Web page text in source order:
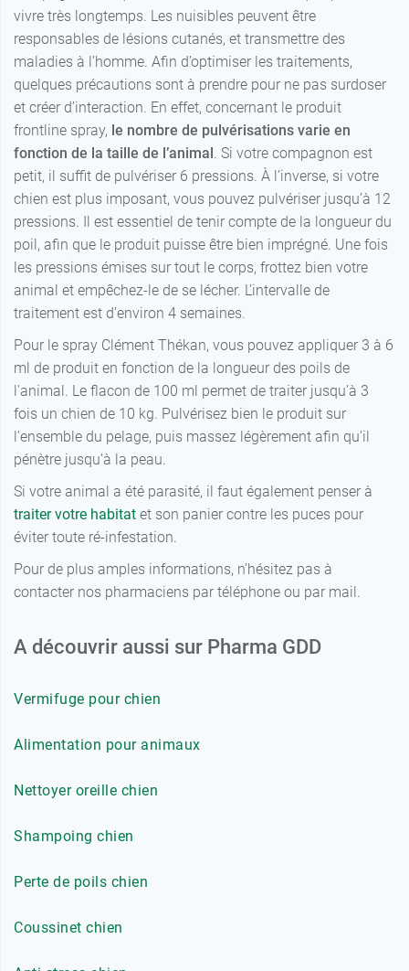
vivre très longtemps. Les nuisibles peuvent être
responsables de lésions cutanés, et transmettre des
maladies à l’homme. Afin d’optimiser les traitements,
quelques précautions sont à prendre pour ne pas surdoser
et créer d’interaction. En effet, concernant le produit
frontline spray, le nombre de pulvérisations varie en
fonction de la taille de l’animal . Si votre compagnon est
petit, il suffit de pulvériser 6 pressions. À l’inverse, si votre
chien est plus imposant, vous pouvez pulvériser jusqu’à 12
pressions. Il est essentiel de tenir compte de la longueur du
poil, afin que le produit puisse être bien imprégné. Une fois
les pressions émises sur tout le corps, frottez bien votre
animal et empêchez-le de se lécher. L’intervalle de
traitement est d’environ 4 semaines.
Pour le spray Clément Thékan, vous pouvez appliquer 3 à 6
ml de produit en fonction de la longueur des poils de
l'animal. Le flacon de 100 ml permet de traiter jusqu’à 3
fois un chien de 10 kg. Pulvérisez bien le produit sur
l’ensemble du pelage, puis massez légèrement afin qu’il
pénètre jusqu’à la peau.
Si votre animal a été parasité, il faut également penser à
traiter votre habitat et son panier contre les puces pour
éviter toute ré-infestation.
Pour de plus amples informations, n’hésitez pas à
contacter nos pharmaciens par téléphone ou par mail.
A découvrir aussi sur Pharma GDD
Vermifuge pour chien
Alimentation pour animaux
Nettoyer oreille chien
Shampoing chien
Perte de poils chien
Coussinet chien